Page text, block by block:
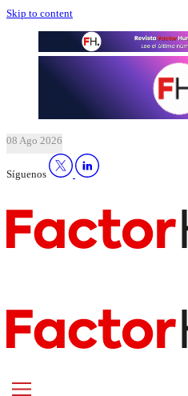
Skip to content
08 Ago 2026
Síguenos